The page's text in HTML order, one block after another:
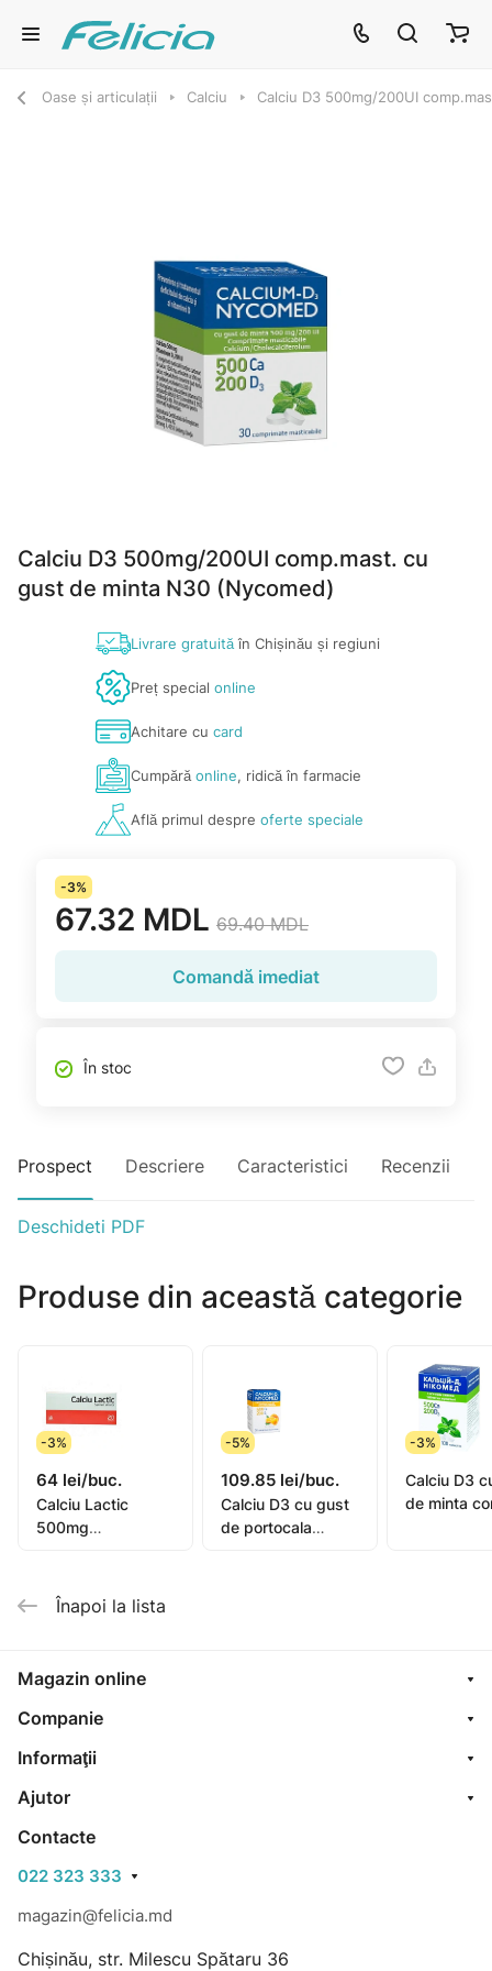
Oase și articulații Calciu Calciu D3 500mg/200UI
Calciu D3 500mg/200UI comp.mast. cu
gust de minta N30 (Nycomed)
Livrare gratuităîn Chișinău și regiuni
Preț special online
Achitare cu card
Cumpărăonline, ridică în farmacie
Află primul despre oferte speciale
-3%
67.32 MDL 69.40 MDL
Comandă imediat
În stoc
Prospect Descriere Caracteristici Recenzii
Deschideti PDF
Produse din această categorie
-3%
64 lei/buc.
Calciu Lactic
500mg
-5%
109.85 lei/buc.
Calciu D3 cu gust
de portocala
-3%
Calciu D3
de minta
Înapoi la lista
Magazin online
Companie
Informaţii
Ajutor
Contacte
022 323 333
magazin@felicia.md
Chișinău, str. Milescu Spătaru 36